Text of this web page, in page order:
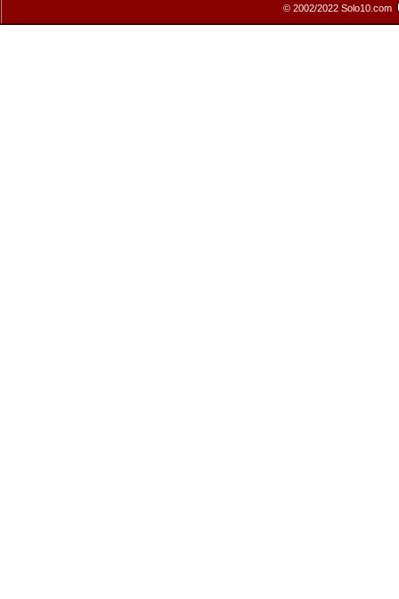
© 2002/2022 Solo10.com